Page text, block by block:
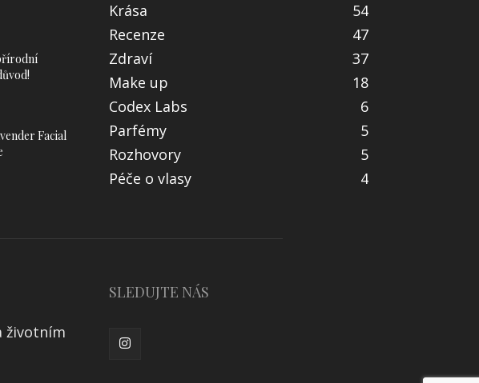
Facial
Krása
54
Recenze
47
Zdraví
37
Make up
18
Codex Labs
6
Parfémy
5
Rozhovory
5
Péče o vlasy
4
životním
SLEDUJTE NÁS